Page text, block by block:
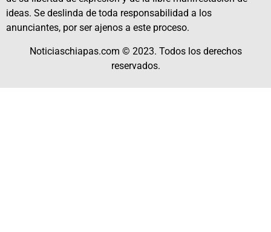
ideas. Se deslinda de toda responsabilidad a los
anunciantes, por ser ajenos a este proceso.
Noticiaschiapas.com © 2023. Todos los derechos
reservados.